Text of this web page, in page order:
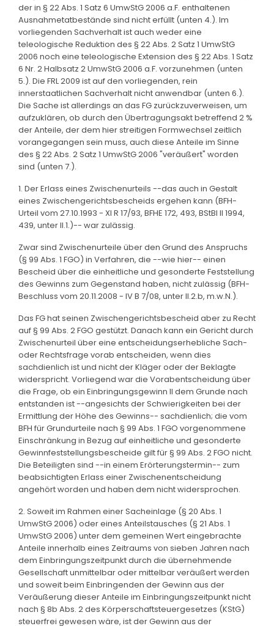
der in § 22 Abs. 1 Satz 6 UmwStG 2006 a.F. enthaltenen
Ausnahmetatbestände sind nicht erfüllt (unten 4.). Im
vorliegenden Sachverhalt ist auch weder eine
teleologische Reduktion des § 22 Abs. 2 Satz 1 UmwStG
2006 noch eine teleologische Extension des § 22 Abs. 1 Satz
6 Nr. 2 Halbsatz 2 UmwStG 2006 a.F. vorzunehmen (unten
5.). Die FRL 2009 ist auf den vorliegenden, rein
innerstaatlichen Sachverhalt nicht anwendbar (unten 6.).
Die Sache ist allerdings an das FG zurückzuverweisen, um
aufzuklären, ob durch den Übertragungsakt betreffend 2 %
der Anteile, der dem hier streitigen Formwechsel zeitlich
vorangegangen sein muss, auch diese Anteile im Sinne
des § 22 Abs. 2 Satz 1 UmwStG 2006 "veräußert" worden
sind (unten 7.).
1. Der Erlass eines Zwischenurteils --das auch in Gestalt
eines Zwischengerichtsbescheids ergehen kann (BFH-
Urteil vom 27.10.1993 - XI R 17/93, BFHE 172, 493, BStBl II 1994,
439, unter II.1.)-- war zulässig.
Zwar sind Zwischenurteile über den Grund des Anspruchs
(§ 99 Abs. 1 FGO) in Verfahren, die --wie hier-- einen
Bescheid über die einheitliche und gesonderte Feststellung
des Gewinns zum Gegenstand haben, nicht zulässig (BFH-
Beschluss vom 20.11.2008 - IV B 7/08, unter II.2.b, m.w.N.).
Das FG hat seinen Zwischengerichtsbescheid aber zu Recht
auf § 99 Abs. 2 FGO gestützt. Danach kann ein Gericht durch
Zwischenurteil über eine entscheidungserhebliche Sach-
oder Rechtsfrage vorab entscheiden, wenn dies
sachdienlich ist und nicht der Kläger oder der Beklagte
widerspricht. Vorliegend war die Vorabentscheidung über
die Frage, ob ein Einbringungsgewinn II dem Grunde nach
entstanden ist --angesichts der Schwierigkeiten bei der
Ermittlung der Höhe des Gewinns-- sachdienlich; die vom
BFH für Grundurteile nach § 99 Abs. 1 FGO vorgenommene
Einschränkung in Bezug auf einheitliche und gesonderte
Gewinnfeststellungsbescheide gilt für § 99 Abs. 2 FGO nicht.
Die Beteiligten sind --in einem Erörterungstermin-- zum
beabsichtigten Erlass einer Zwischenentscheidung
angehört worden und haben dem nicht widersprochen.
2. Soweit im Rahmen einer Sacheinlage (§ 20 Abs. 1
UmwStG 2006) oder eines Anteilstausches (§ 21 Abs. 1
UmwStG 2006) unter dem gemeinen Wert eingebrachte
Anteile innerhalb eines Zeitraums von sieben Jahren nach
dem Einbringungszeitpunkt durch die übernehmende
Gesellschaft unmittelbar oder mittelbar veräußert werden
und soweit beim Einbringenden der Gewinn aus der
Veräußerung dieser Anteile im Einbringungszeitpunkt nicht
nach § 8b Abs. 2 des Körperschaftsteuergesetzes (KStG)
steuerfrei gewesen wäre, ist der Gewinn aus der